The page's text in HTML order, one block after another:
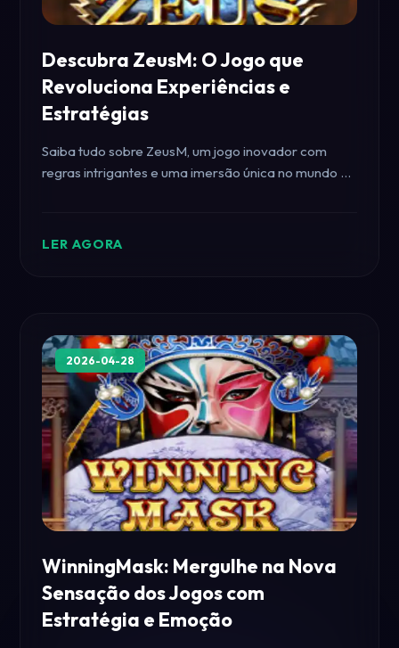
Descubra ZeusM: O Jogo que
Revoluciona Experiências e
Estratégias
Saiba tudo sobre ZeusM, um jogo inovador com
regras intrigantes e uma imersão única no mundo da
LER AGORA
2026-04-28
WinningMask: Mergulhe na Nova
Sensação dos Jogos com
Estratégia e Emoção